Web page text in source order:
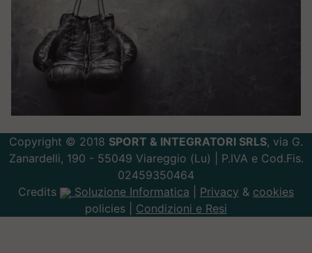
Copyright © 2018 SPORT & INTEGRATORI SRLS, via G.
Zanardelli, 190 - 55049 Viareggio (Lu) | P.IVA e Cod.Fis.
02459350464
Credits
Soluzione Informatica Privacy & cookies
policies | Condizioni e Resi